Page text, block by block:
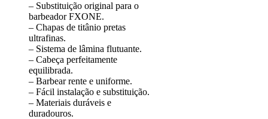
– Substituição original para o
barbeador FXONE.
– Chapas de titânio pretas
ultrafinas.
– Sistema de lâmina flutuante.
– Cabeça perfeitamente
equilibrada.
– Barbear rente e uniforme.
– Fácil instalação e substituição.
– Materiais duráveis e
duradouros.